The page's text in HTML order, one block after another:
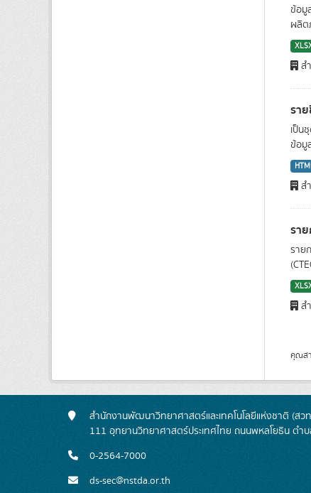
ข้อมู
ผลิต
ส
รา
เป็น
ข้อ
ส
รา
ราย
ส
คุณส
สำนักงานพัฒนาวิทยาศาสตร์และเทคโนโลยีแห่งชาติ (สว
111 อุทยานวิทยาศาสตร์ประเทศไทย ถนนพหลโยธิน ต
0-2564-7000
ds-sec@nstda.or.th